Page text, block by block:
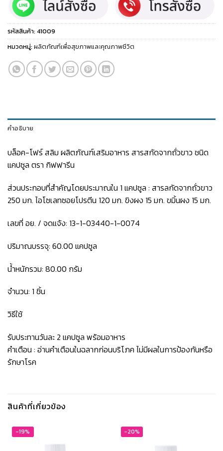
รหัสสินค้า:41009
หมวดหมู่:ผลิตภัณฑ์เพื่อสุขภาพและคุณภาพชีวิต
คำอธิบาย
บล็อค-โฟร์ สลิม ผลิตภัณฑ์เสริมอาหาร สารสกัดจากถั่วขาว ชนิด
แคปซูล ตรา กิฟฟารีน
ส่วนประกอบที่สำคัญโดยประมาณใน 1 แคปซูล : สารลกัดจากถั่วขาว
250 มก. ไอโซเลทซอยโปรตีน 120 มก. ขิงผง 15 มก. ขมิ้นผง 15 มก.
เลขที่ อย. / จดแจ้ง: 13-1-03440-1-0074
ปริมาณบรรจุ: 60.00 แคปซูล
น้ำหนักรวม: 80.00 กรัม
จำนวน: 1 ชิ้น
วิธีใช้
รับประทานวันละ 2 แคปซูล พร้อมอาหาร
คำเตือน : อ่านคำเตือนในฉลากก่อนบริโภค ไม่มีผลในการป้องกันหรือ
รักษาโรค
สินค้าที่เกี่ยวข้อง
-19% -20%